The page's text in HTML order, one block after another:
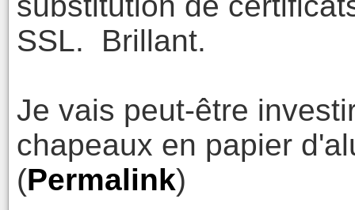
SSL. Brillant.
Je vais peut-être
chapeaux en papier
(Permalink)